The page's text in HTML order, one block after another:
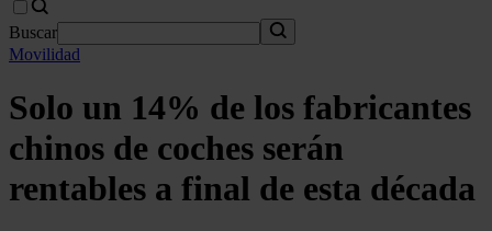
Buscar
Movilidad
Solo un 14% de los fabricantes
chinos de coches serán
rentables a final de esta década